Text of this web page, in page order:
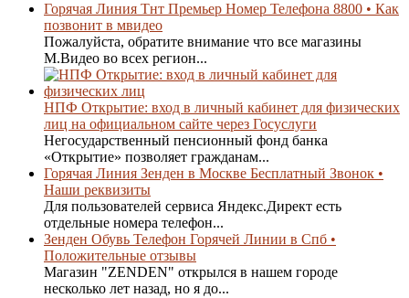
Горячая Линия Тнт Премьер Номер Телефона 8800 • Как
позвонит в мвидео
Пожалуйста, обратите внимание что все магазины
М.Видео во всех регион...
НПФ Открытие: вход в личный кабинет для физических
лиц на официальном сайте через Госуслуги
Негосударственный пенсионный фонд банка
«Открытие» позволяет гражданам...
Горячая Линия Зенден в Москве Бесплатный Звонок •
Наши реквизиты
Для пользователей сервиса Яндекс.Директ есть
отдельные номера телефон...
Зенден Обувь Телефон Горячей Линии в Спб •
Положительные отзывы
Магазин "ZENDEN" открылся в нашем городе
несколько лет назад, но я до...